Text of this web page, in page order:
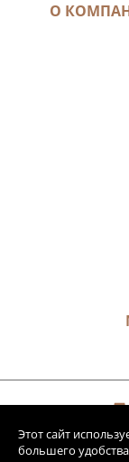
О
Этот сайт
большего